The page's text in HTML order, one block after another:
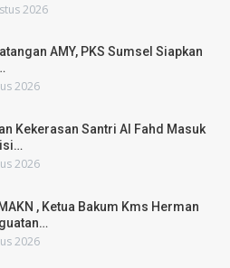
2026
AMY, PKS Sumsel Siapkan
2026
Kekerasan Santri Al Fahd Masuk
2026
, Ketua Bakum Kms Herman
2026